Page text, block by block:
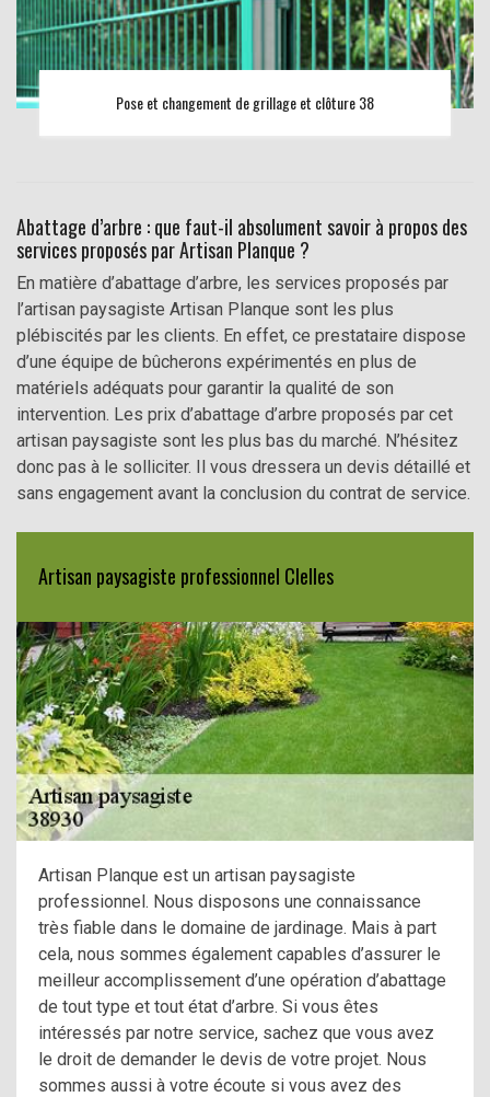
Pose et changement de grillage et clôture 38
Abattage d’arbre : que faut-il absolument savoir à propos des
services proposés par Artisan Planque ?
En matière d’abattage d’arbre, les services proposés par
l’artisan paysagiste Artisan Planque sont les plus
plébiscités par les clients. En effet, ce prestataire dispose
d’une équipe de bûcherons expérimentés en plus de
matériels adéquats pour garantir la qualité de son
intervention. Les prix d’abattage d’arbre proposés par cet
artisan paysagiste sont les plus bas du marché. N’hésitez
donc pas à le solliciter. Il vous dressera un devis détaillé et
sans engagement avant la conclusion du contrat de service.
Artisan paysagiste professionnel Clelles
Artisan Planque est un artisan paysagiste
professionnel. Nous disposons une connaissance
très fiable dans le domaine de jardinage. Mais à part
cela, nous sommes également capables d’assurer le
meilleur accomplissement d’une opération d’abattage
de tout type et tout état d’arbre. Si vous êtes
intéressés par notre service, sachez que vous avez
le droit de demander le devis de votre projet. Nous
sommes aussi à votre écoute si vous avez des